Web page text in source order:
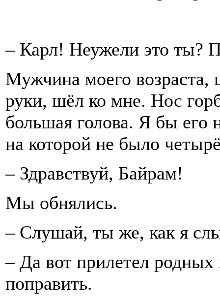
– Карл! Неужели это ты?
Мужчина моего возраста,
руки, шёл ко мне. Нос
большая голова. Я бы его
на которой не было
– Здравствуй, Байрам!
Мы обнялись.
– Слушай, ты же, как я
– Да вот прилетел родных
поправить.